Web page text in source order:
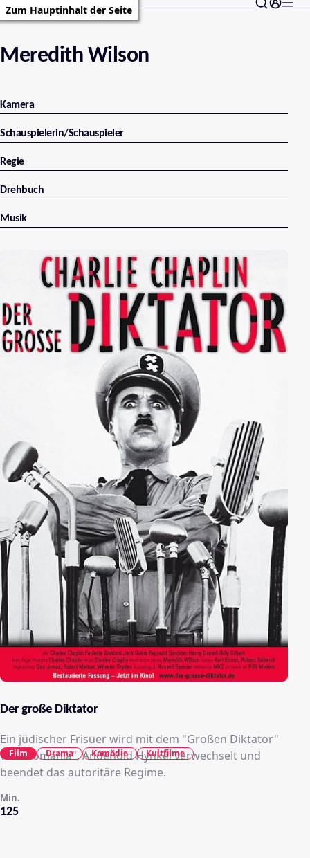
Zum Hauptinhalt der Seite
Meredith Wilson
Kamera
Schauspielerin/Schauspieler
Regie
Drehbuch
Musik
Der große Diktator
Ein jüdischer Frisuer wird mit dem "Großen Diktator"
von "Tomania", Andenoid Hynkel verwechselt und
beendet das autoritäre Regime.
125
Min.
Film Drama Komödie Kultfilme